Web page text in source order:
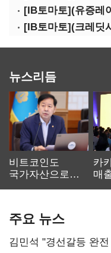
뉴스리듬
비트코인도
국가자산으로…'
카
매
주요 뉴스
김민석 "경선갈등 완